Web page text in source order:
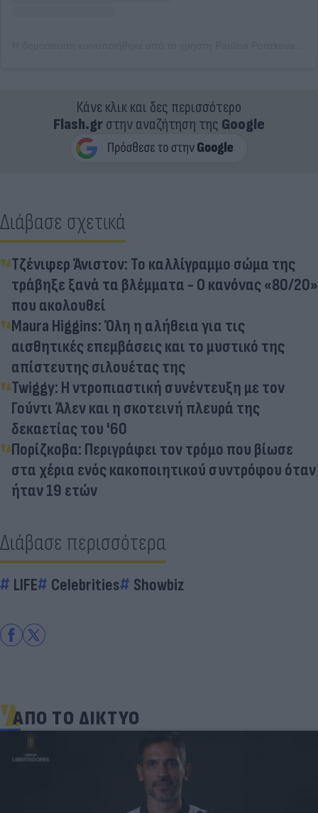
Κάνε κλικ και δες περισσότερο
Flash.grστην αναζήτηση της Google
Διάβασε σχετικά
Τζένιφερ Άνιστον: Το καλλίγραμμο σώμα της
τράβηξε ξανά τα βλέμματα - Ο κανόνας «80/20»
που ακολουθεί
Maura Higgins: Όλη η αλήθεια για τις
αισθητικές επεμβάσεις και το μυστικό της
απίστευτης σιλουέτας της
Twiggy: Η ντροπιαστική συνέντευξη με τον
Γούντι Άλεν και η σκοτεινή πλευρά της
δεκαετίας του '60
Πορίζκοβα: Περιγράφει τον τρόμο που βίωσε
στα χέρια ενός κακοποιητικού συντρόφου όταν
ήταν 19 ετών
Διάβασε περισσότερα
LIFE Celebrities Showbiz
ΑΠΟ ΤΟ ΔΙΚΤΥΟ